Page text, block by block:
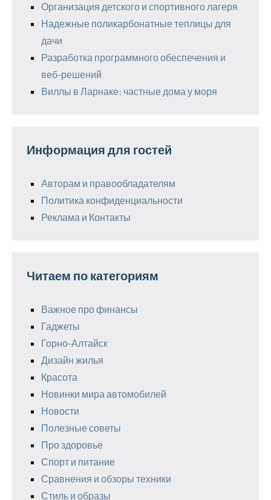
Организация детского и спортивного лагеря
Надежные поликарбонатные теплицы для
дачи
Разработка программного обеспечения и
веб-решений
Виллы в Ларнаке: частные дома у моря
Информация для гостей
Авторам и правообладателям
Политика конфиденциальности
Реклама и Контакты
Читаем по категориям
Важное про финансы
Гаджеты
Горно-Алтайск
Дизайн жилья
Красота
Новинки мира автомобилей
Новости
Полезные советы
Про здоровье
Спорт и питание
Сравнения и обзоры техники
Стиль и образы